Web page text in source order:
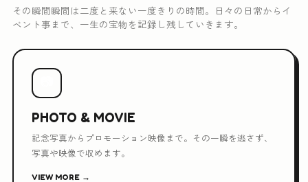
その瞬間瞬間は二度と来ない一度きりの時間。日々の日常からイ
ベント事まで、一生の宝物を記録し残していきます。
PHOTO & MOVIE
記念写真からプロモーション映像まで。その一瞬を逃さず、
写真や映像で収めます。
VIEW MORE →